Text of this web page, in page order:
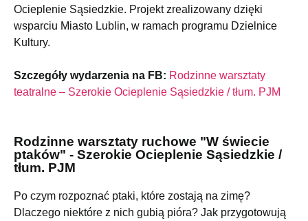
Ocieplenie Sąsiedzkie. Projekt zrealizowany dzięki
wsparciu Miasto Lublin, w ramach programu Dzielnice
Kultury.
Szczegóły wydarzenia na FB: Rodzinne warsztaty
teatralne – Szerokie Ocieplenie Sąsiedzkie / tłum. PJM
Rodzinne warsztaty ruchowe "W świecie
ptaków" - Szerokie Ocieplenie Sąsiedzkie /
tłum. PJM
Po czym rozpoznać ptaki, które zostają na zimę?
Dlaczego niektóre z nich gubią pióra? Jak przygotowują